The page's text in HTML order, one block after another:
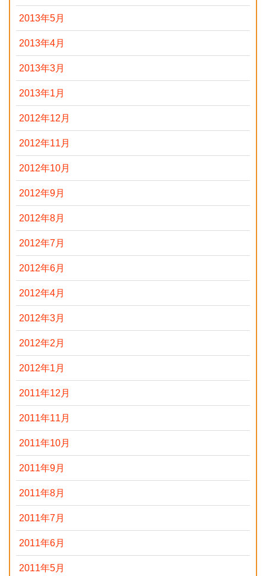
2013年5月
2013年4月
2013年3月
2013年1月
2012年12月
2012年11月
2012年10月
2012年9月
2012年8月
2012年7月
2012年6月
2012年4月
2012年3月
2012年2月
2012年1月
2011年12月
2011年11月
2011年10月
2011年9月
2011年8月
2011年7月
2011年6月
2011年5月